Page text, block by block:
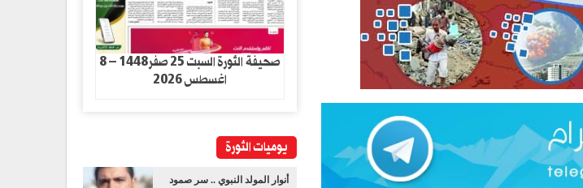
صحيفة الثورة السبت 25 صفر1448 – 8
اغسطس 2026
يوميات الثورة
أنوار المولد النبوي .. سر صمود